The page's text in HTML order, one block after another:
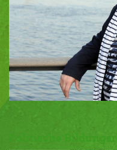
Politische